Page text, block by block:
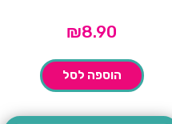
₪8.90
הוספה לסל